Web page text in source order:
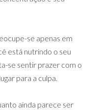
se apenas em
está nutrindo o seu
se sentir prazer com o
para a culpa.
ainda parece ser